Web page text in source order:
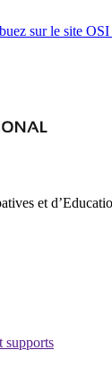
sur le site
et
supports